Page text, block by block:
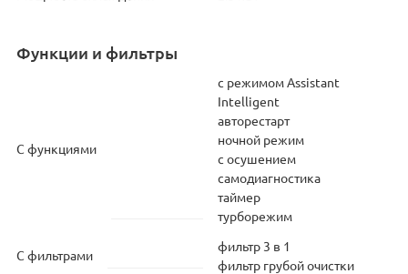
Функции и фильтры
С функциями
c режимом Assistant
Intelligent
авторестарт
ночной режим
с осушением
самодиагностика
таймер
турборежим
С фильтрами
фильтр 3 в 1
фильтр грубой очистки